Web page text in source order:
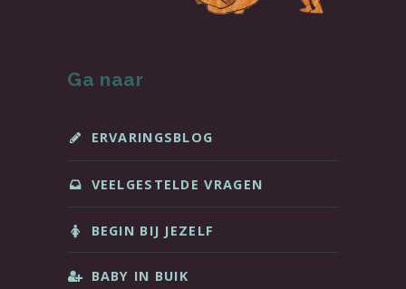
Ga naar
ERVARINGSBLOG
VEELGESTELDE VRAGEN
BEGIN BIJ JEZELF
BABY IN BUIK